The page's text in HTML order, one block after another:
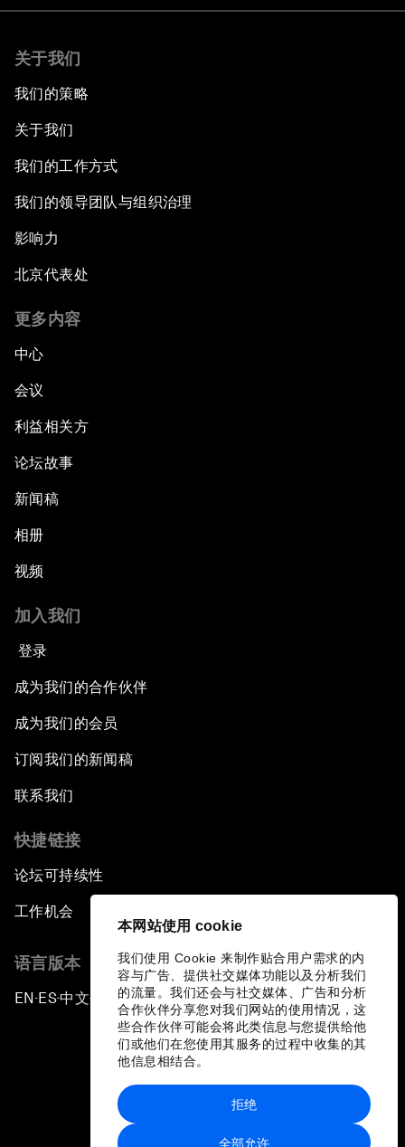
本网站使用 cookie
我们使用 Cookie 来制作贴合用户需求的内
容与广告、提供社交媒体功能以及分析我们
的流量。我们还会与社交媒体、广告和分析
合作伙伴分享您对我们网站的使用情况，这
些合作伙伴可能会将此类信息与您提供给他
们或他们在您使用其服务的过程中收集的其
他信息相结合。
全部允许
拒绝
关于我们
我们的策略
关于我们
我们的工作方式
我们的领导团队与组织治理
影响力
北京代表处
更多内容
中心
会议
利益相关方
论坛故事
新闻稿
相册
视频
加入我们
登录
成为我们的合作伙伴
成为我们的会员
订阅我们的新闻稿
联系我们
快捷链接
论坛可持续性
工作机会
语言版本
EN ▪ ES▪中文▪ 日本語